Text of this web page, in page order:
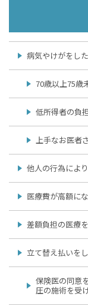
病気やけがをし
70歳以上75歳
低所得者の負
上手なお医者
他人の行為によ
医療費が高額に
差額負担の医療
立て替え払いを
保険医の同意
圧の施術を受